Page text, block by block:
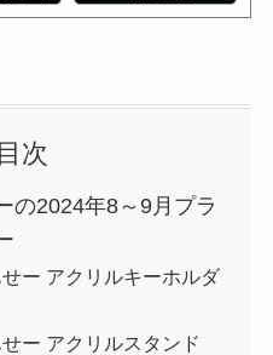
目次
の2024年8～9月プラ
ー アクリルキーホルダ
ー アクリルスタンド